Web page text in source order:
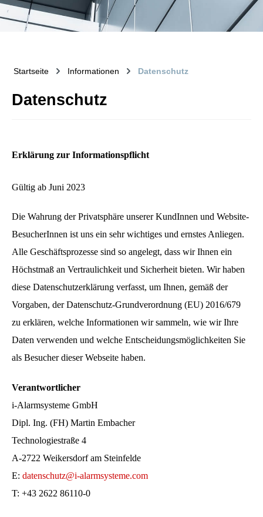
Startseite Informationen Datenschutz
Datenschutz
Erklärung zur Informationspflicht
Gültig ab Juni 2023
Die Wahrung der Privatsphäre unserer KundInnen und Website-
BesucherInnen ist uns ein sehr wichtiges und ernstes Anliegen.
Alle Geschäftsprozesse sind so angelegt, dass wir Ihnen ein
Höchstmaß an Vertraulichkeit und Sicherheit bieten. Wir haben
diese Datenschutzerklärung verfasst, um Ihnen, gemäß der
Vorgaben, der Datenschutz-Grundverordnung (EU) 2016/679
zu erklären, welche Informationen wir sammeln, wie wir Ihre
Daten verwenden und welche Entscheidungsmöglichkeiten Sie
als Besucher dieser Webseite haben.
Verantwortlicher
i-Alarmsysteme GmbH
Dipl. Ing. (FH) Martin Embacher
Technologiestraße 4
A-2722 Weikersdorf am Steinfelde
E: datenschutz@i-alarmsysteme.com
T: +43 2622 86110-0